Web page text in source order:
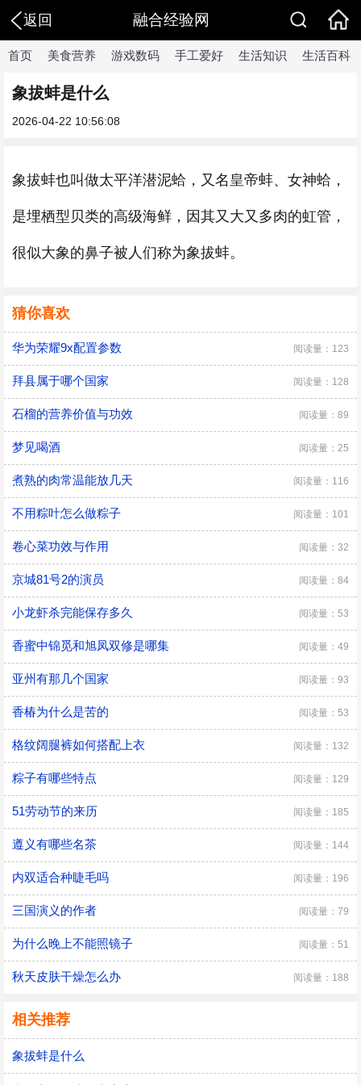
返回 融合经验网
首页 美食营养 游戏数码 手工爱好 生活知识 生活百科
象拔蚌是什么
2026-04-22 10:56:08
象拔蚌也叫做太平洋潜泥蛤，又名皇帝蚌、女神蛤，
是埋栖型贝类的高级海鲜，因其又大又多肉的虹管，
很似大象的鼻子被人们称为象拔蚌。
猜你喜欢
华为荣耀9x配置参数 阅读量：123
拜县属于哪个国家 阅读量：128
石榴的营养价值与功效 阅读量：89
梦见喝酒 阅读量：25
煮熟的肉常温能放几天 阅读量：116
不用粽叶怎么做粽子 阅读量：101
卷心菜功效与作用 阅读量：32
京城81号2的演员 阅读量：84
小龙虾杀完能保存多久 阅读量：53
香蜜中锦觅和旭凤双修是哪集 阅读量：49
亚州有那几个国家 阅读量：93
香椿为什么是苦的 阅读量：53
格纹阔腿裤如何搭配上衣 阅读量：132
粽子有哪些特点 阅读量：129
51劳动节的来历 阅读量：185
遵义有哪些名茶 阅读量：144
内双适合种睫毛吗 阅读量：196
三国演义的作者 阅读量：79
为什么晚上不能照镜子 阅读量：51
秋天皮肤干燥怎么办 阅读量：188
相关推荐
象拔蚌是什么